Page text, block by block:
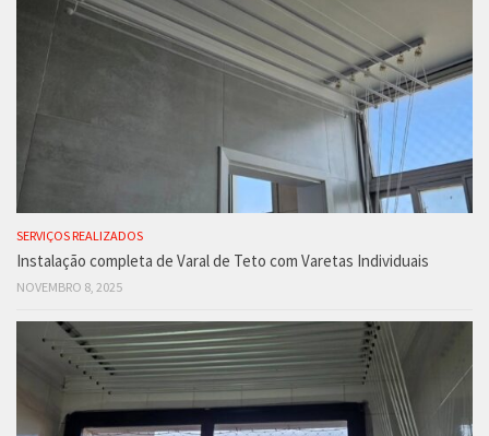
SERVIÇOS REALIZADOS
Instalação completa de Varal de Teto com Varetas Individuais
NOVEMBRO 8, 2025